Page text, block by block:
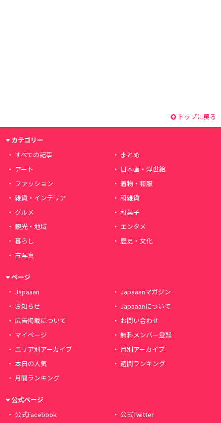
トップに戻る
カテゴリー
すべての記事
まとめ
アート
日本画・浮世絵
ファッション
着物・和服
雑貨・インテリア
和雑貨
グルメ
和菓子
観光・地域
エンタメ
暮らし
歴史・文化
古写真
ページ
Japaaan
Japaaanマガジン
お知らせ
Japaaanについて
広告掲載について
お問い合わせ
マイページ
無料メンバー登録
エリア別アーカイブ
月別アーカイブ
本日の人気
週間ランキング
月間ランキング
公式ページ
公式Facebook
公式Twitter